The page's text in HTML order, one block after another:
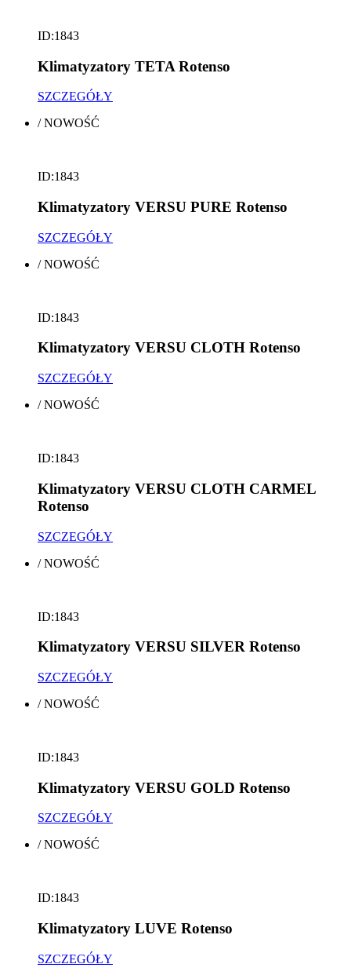
ID:1843
Klimatyzatory TETA Rotenso
SZCZEGÓŁY
/NOWOŚĆ
ID:1843
Klimatyzatory VERSU PURE Rotenso
SZCZEGÓŁY
/NOWOŚĆ
ID:1843
Klimatyzatory VERSU CLOTH Rotenso
SZCZEGÓŁY
/NOWOŚĆ
ID:1843
Klimatyzatory VERSU CLOTH CARMEL
Rotenso
SZCZEGÓŁY
/NOWOŚĆ
ID:1843
Klimatyzatory VERSU SILVER Rotenso
SZCZEGÓŁY
/NOWOŚĆ
ID:1843
Klimatyzatory VERSU GOLD Rotenso
SZCZEGÓŁY
/NOWOŚĆ
ID:1843
Klimatyzatory LUVE Rotenso
SZCZEGÓŁY